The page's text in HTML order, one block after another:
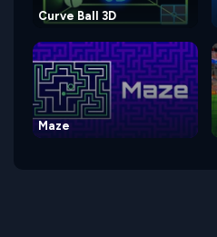
Curve Ball 3D
Maze